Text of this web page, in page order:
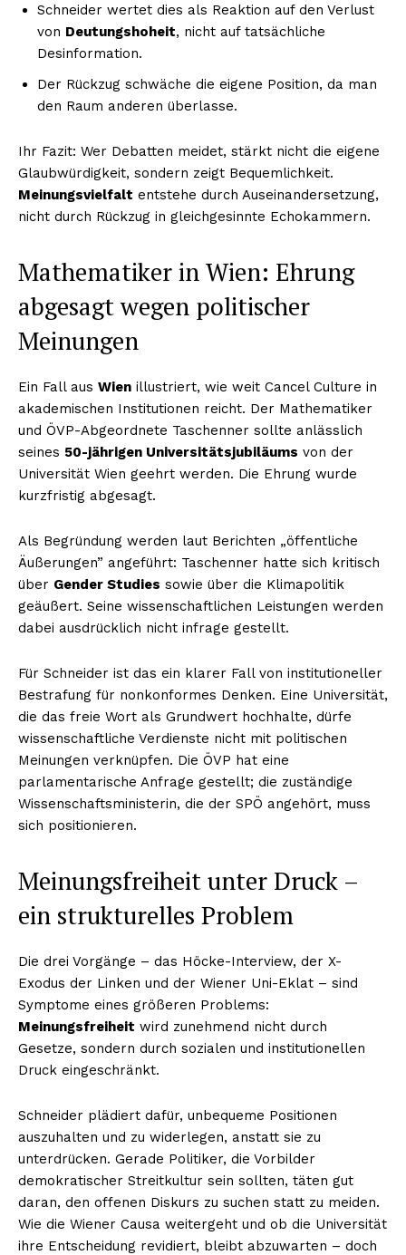
Schneider wertet dies als Reaktion auf den Verlust
von Deutungshoheit, nicht auf tatsächliche
Desinformation.
Der Rückzug schwäche die eigene Position, da man
den Raum anderen überlasse.
Ihr Fazit: Wer Debatten meidet, stärkt nicht die eigene
Glaubwürdigkeit, sondern zeigt Bequemlichkeit.
Meinungsvielfalt entstehe durch Auseinandersetzung,
nicht durch Rückzug in gleichgesinnte Echokammern.
Mathematiker in Wien: Ehrung
abgesagt wegen politischer
Meinungen
Ein Fall aus Wien illustriert, wie weit Cancel Culture in
akademischen Institutionen reicht. Der Mathematiker
und ÖVP-Abgeordnete Taschenner sollte anlässlich
seines 50-jährigen Universitätsjubiläums von der
Universität Wien geehrt werden. Die Ehrung wurde
kurzfristig abgesagt.
Als Begründung werden laut Berichten „öffentliche
Äußerungen” angeführt: Taschenner hatte sich kritisch
über Gender Studies sowie über die Klimapolitik
geäußert. Seine wissenschaftlichen Leistungen werden
dabei ausdrücklich nicht infrage gestellt.
Für Schneider ist das ein klarer Fall von institutioneller
Bestrafung für nonkonformes Denken. Eine Universität,
die das freie Wort als Grundwert hochhalte, dürfe
wissenschaftliche Verdienste nicht mit politischen
Meinungen verknüpfen. Die ÖVP hat eine
parlamentarische Anfrage gestellt; die zuständige
Wissenschaftsministerin, die der SPÖ angehört, muss
sich positionieren.
Meinungsfreiheit unter Druck –
ein strukturelles Problem
Die drei Vorgänge – das Höcke-Interview, der X-
Exodus der Linken und der Wiener Uni-Eklat – sind
Symptome eines größeren Problems:
Meinungsfreiheit wird zunehmend nicht durch
Gesetze, sondern durch sozialen und institutionellen
Druck eingeschränkt.
Schneider plädiert dafür, unbequeme Positionen
auszuhalten und zu widerlegen, anstatt sie zu
unterdrücken. Gerade Politiker, die Vorbilder
demokratischer Streitkultur sein sollten, täten gut
daran, den offenen Diskurs zu suchen statt zu meiden.
Wie die Wiener Causa weitergeht und ob die Universität
ihre Entscheidung revidiert, bleibt abzuwarten – doch